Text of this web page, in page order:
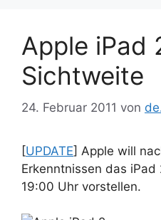
Apple iPad
Sichtweite
24. Februar 2011 von
[UPDATE] Apple will
Erkenntnissen das iPad
19:00 Uhr vorstellen.